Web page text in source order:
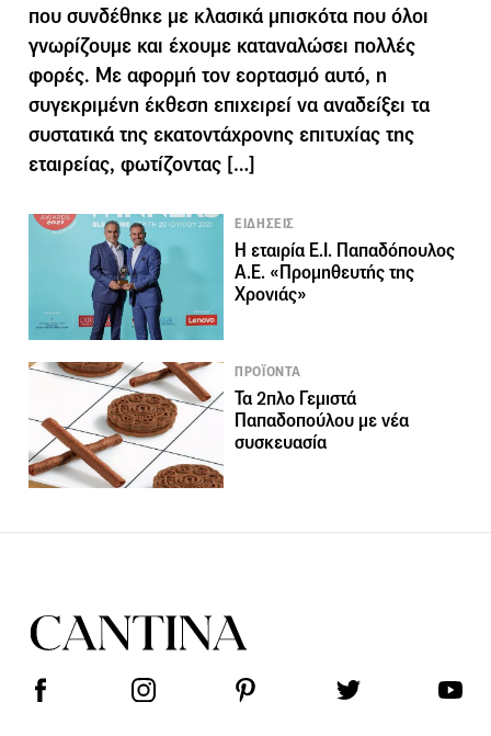
που συνδέθηκε με κλασικά μπισκότα που όλοι
γνωρίζουμε και έχουμε καταναλώσει πολλές
φορές. Με αφορμή τον εορτασμό αυτό, η
συγεκριμένη έκθεση επιχειρεί να αναδείξει τα
συστατικά της εκατοντάχρονης επιτυχίας της
εταιρείας, φωτίζοντας […]
ΕΙΔΗΣΕΙΣ
Η εταιρία Ε.Ι. Παπαδόπουλος
Α.Ε. «Προμηθευτής της
Χρονιάς»
ΠΡΟΪΟΝΤΑ
Τα 2πλο Γεμιστά
Παπαδοπούλου με νέα
συσκευασία